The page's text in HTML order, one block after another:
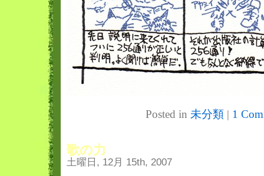
Posted in 未分類| 1
歌の力
土曜日, 12月 15th, 2007